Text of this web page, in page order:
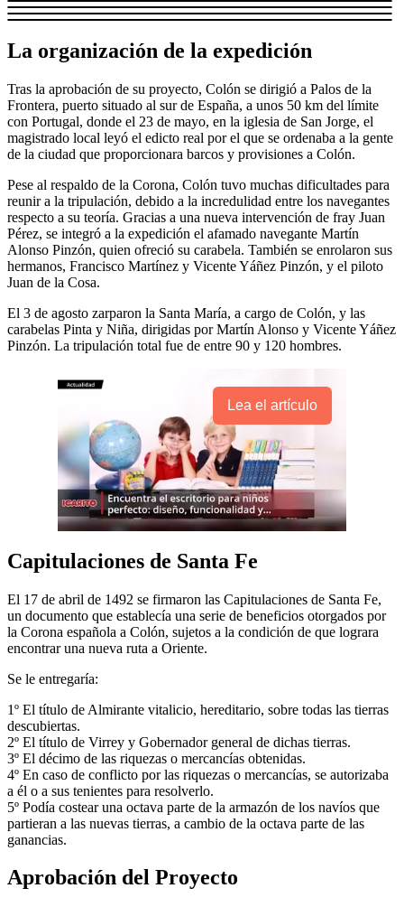
La organización de la expedición
Tras la aprobación de su proyecto, Colón se dirigió a Palos de la
Frontera, puerto situado al sur de España, a unos 50 km del límite
con Portugal, donde el 23 de mayo, en la iglesia de San Jorge, el
magistrado local leyó el edicto real por el que se ordenaba a la gente
de la ciudad que proporcionara barcos y provisiones a Colón.
Pese al respaldo de la Corona, Colón tuvo muchas dificultades para
reunir a la tripulación, debido a la incredulidad entre los navegantes
respecto a su teoría. Gracias a una nueva intervención de fray Juan
Pérez, se integró a la expedición el afamado navegante Martín
Alonso Pinzón, quien ofreció su carabela. También se enrolaron sus
hermanos, Francisco Martínez y Vicente Yáñez Pinzón, y el piloto
Juan de la Cosa.
El 3 de agosto zarparon la Santa María, a cargo de Colón, y las
carabelas Pinta y Niña, dirigidas por Martín Alonso y Vicente Yáñez
Pinzón. La tripulación total fue de entre 90 y 120 hombres.
Lea el artículo
Capitulaciones de Santa Fe
El 17 de abril de 1492 se firmaron las Capitulaciones de Santa Fe,
un documento que establecía una serie de beneficios otorgados por
la Corona española a Colón, sujetos a la condición de que lograra
encontrar una nueva ruta a Oriente.
Se le entregaría:
1º El título de Almirante vitalicio, hereditario, sobre todas las tierras
descubiertas.
2º El título de Virrey y Gobernador general de dichas tierras.
3º El décimo de las riquezas o mercancías obtenidas.
4º En caso de conflicto por las riquezas o mercancías, se autorizaba
a él o a sus tenientes para resolverlo.
5º Podía costear una octava parte de la armazón de los navíos que
partieran a las nuevas tierras, a cambio de la octava parte de las
ganancias.
Aprobación del Proyecto